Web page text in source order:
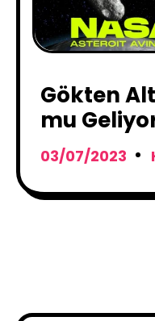
Gökten
mu
Asteroit
03/07/2023